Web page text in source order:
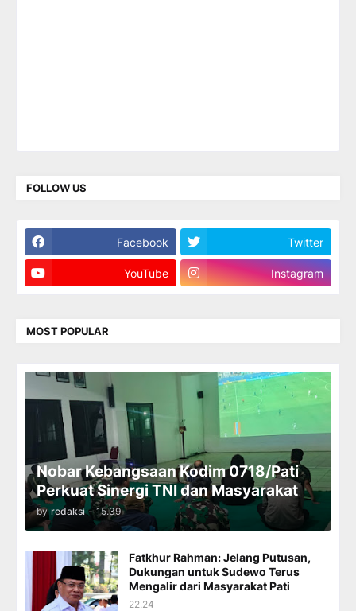
FOLLOW US
Facebook Twitter
YouTube Instagram
MOST POPULAR
Nobar Kebangsaan Kodim 0718/Pati
Perkuat Sinergi TNI dan Masyarakat
by redaksi - 15.39
Fatkhur Rahman: Jelang Putusan,
Dukungan untuk Sudewo Terus
Mengalir dari Masyarakat Pati
22.24